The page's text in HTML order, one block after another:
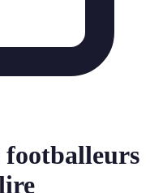
footballeurs